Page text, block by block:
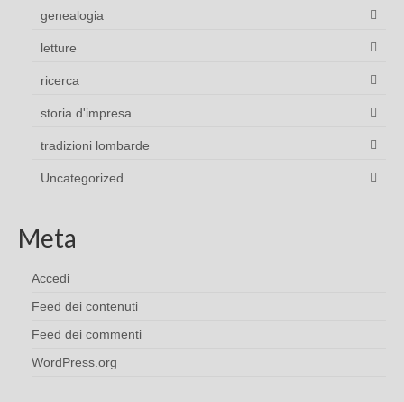
genealogia
letture
ricerca
storia d'impresa
tradizioni lombarde
Uncategorized
Meta
Accedi
Feed dei contenuti
Feed dei commenti
WordPress.org